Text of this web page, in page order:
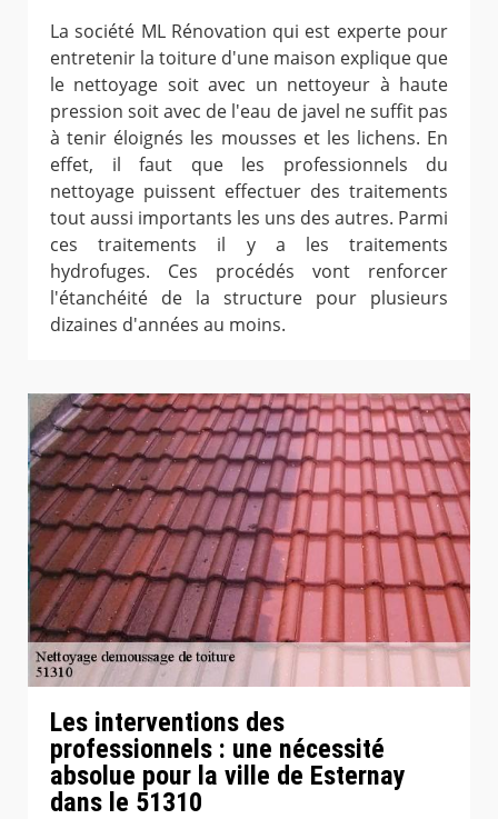
La société ML Rénovation qui est experte pour
entretenir la toiture d'une maison explique que
le nettoyage soit avec un nettoyeur à haute
pression soit avec de l'eau de javel ne suffit pas
à tenir éloignés les mousses et les lichens. En
effet, il faut que les professionnels du
nettoyage puissent effectuer des traitements
tout aussi importants les uns des autres. Parmi
ces traitements il y a les traitements
hydrofuges. Ces procédés vont renforcer
l'étanchéité de la structure pour plusieurs
dizaines d'années au moins.
Les interventions des
professionnels : une nécessité
absolue pour la ville de Esternay
dans le 51310